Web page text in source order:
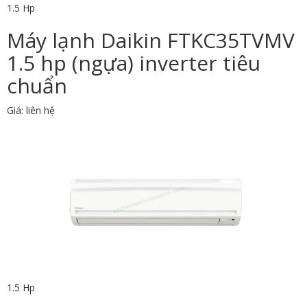
1.5 Hp
Máy lạnh Daikin FTKC35TVMV
1.5 hp (ngựa) inverter tiêu
chuẩn
Giá: liên hệ
1.5 Hp